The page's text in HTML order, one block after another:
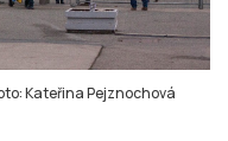
Kateřina Pejznochová